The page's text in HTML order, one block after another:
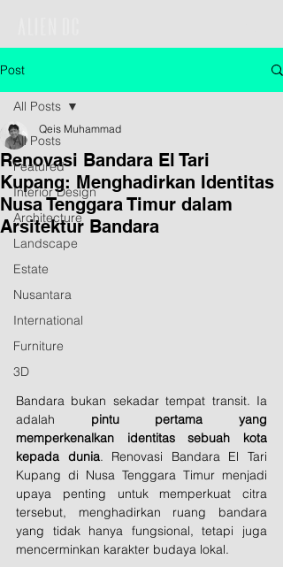
Post
All Posts
Featured
Interior Design
Architecture
Landscape
Estate
Nusantara
International
Furniture
3D
All Posts
Renovasi Bandara El Tari
Kupang: Menghadirkan Identitas
Nusa Tenggara Timur dalam
Arsitektur Bandara
Qeis Muhammad
Bandara bukan sekadar tempat transit. Ia
adalah pintu pertama yang
memperkenalkan identitas sebuah kota
kepada dunia. Renovasi Bandara El Tari
Kupang di Nusa Tenggara Timur menjadi
upaya penting untuk memperkuat citra
tersebut, menghadirkan ruang bandara
yang tidak hanya fungsional, tetapi juga
mencerminkan karakter budaya lokal.